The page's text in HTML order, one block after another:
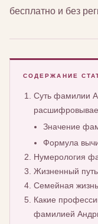
бесплатно и без
СОДЕРЖАНИЕ
Суть фамилии
Значение
Формула
Нумерология
Жизненный
Семейная
Какие
фамилией